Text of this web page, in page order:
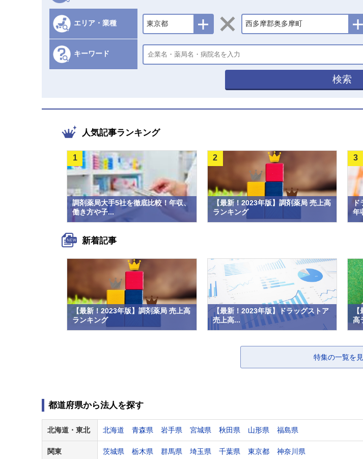
エリア・業種 東京都 西多摩郡奥多摩町
キーワード
検索
人気記事ランキング
調剤薬局大手5社を徹底比較！年収、
働き方や子...
1
【最新！2023年版】調剤薬局 売上高
ランキング
2
ド
年
3
新着記事
【最新！2023年版】調剤薬局 売上高
ランキング
【最新！2023年版】ドラッグストア
売上高...
高
特集の一覧を
都道府県から法人を探す
北海道・ 東北 北海道 青森県 岩手県 宮城県 秋田県 山形県 福島県
関東 茨城県 栃木県 群馬県 埼玉県 千葉県 東京都 神奈川県